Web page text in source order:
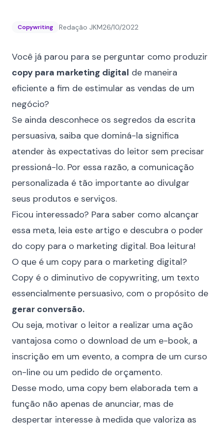
Copywriting Redação JKM26/10/2022
Você já parou para se perguntar como produzir
copy para marketing digital de maneira
eficiente a fim de estimular as vendas de um
negócio?
Se ainda desconhece os segredos da escrita
persuasiva, saiba que dominá-la significa
atender às expectativas do leitor sem precisar
pressioná-lo. Por essa razão, a comunicação
personalizada é tão importante ao divulgar
seus produtos e serviços.
Ficou interessado? Para saber como alcançar
essa meta, leia este artigo e descubra o poder
do copy para o marketing digital. Boa leitura!
O que é um copy para o marketing digital?
Copy é o diminutivo de copywriting, um texto
essencialmente persuasivo, com o propósito de
gerar conversão.
Ou seja, motivar o leitor a realizar uma ação
vantajosa como o download de um e-book, a
inscrição em um evento, a compra de um curso
on-line ou um pedido de orçamento.
Desse modo, uma copy bem elaborada tem a
função não apenas de anunciar, mas de
despertar interesse à medida que valoriza as